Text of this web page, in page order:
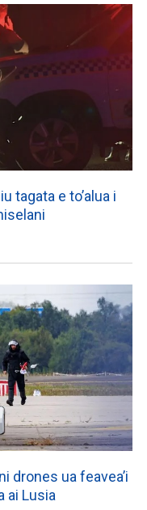
tagata e to’alua i
drones ua feavea’i
ai Lusia